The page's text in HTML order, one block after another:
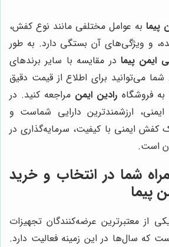
پیما به عوامل مختلفی مانند نوع کفش،
و ویژگی‌های آن بستگی دارد. به طور
ایمن پیما در مقایسه با سایر برندهای
می‌توانید برای اطلاع از قیمت دقیق
به فروشگاه رادین ایمن مراجعه کنید. در
ارزشمندترین دارایی شماست و
کفش ایمنی با کیفیت، سرمایه‌گذاری در
است.
شما در انتخاب و خرید
پیما
از معتبرترین عرضه‌کنندگان تجهیزات
که سال‌ها در این زمینه فعالیت دارد.